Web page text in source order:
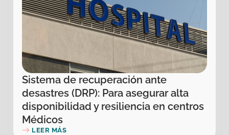
Sistema de recuperación ante
desastres (DRP): Para asegurar alta
disponibilidad y resiliencia en centros
Médicos
LEER MÁS